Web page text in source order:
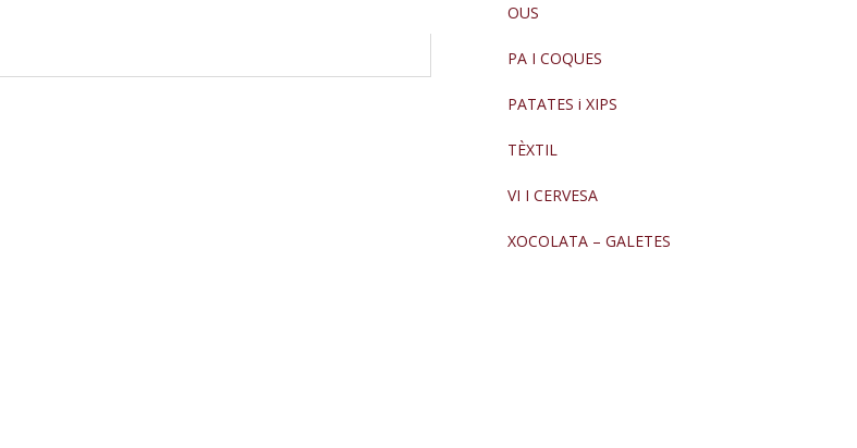
OUS
PA I COQUES
PATATES i XIPS
TÈXTIL
VI I CERVESA
XOCOLATA – GALETES